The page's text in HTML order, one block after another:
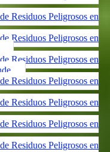
Residuos Peligrosos en
Residuos Peligrosos en
Residuos Peligrosos en
Residuos Peligrosos en
Residuos Peligrosos en
Residuos Peligrosos en
Residuos Peligrosos en